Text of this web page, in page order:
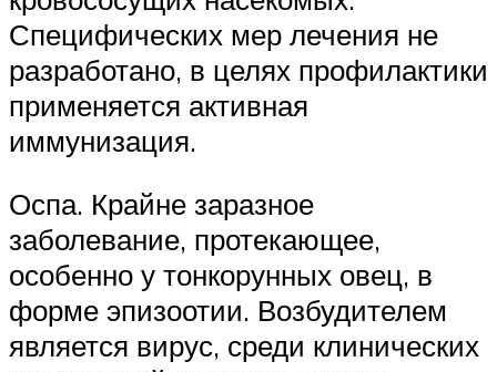
Специфических мер лечения не
разработано, в целях профилактики
применяется активная
иммунизация.
Оспа. Крайне заразное
заболевание, протекающее,
особенно у тонкорунных овец, в
форме эпизоотии. Возбудителем
является вирус, среди клинических